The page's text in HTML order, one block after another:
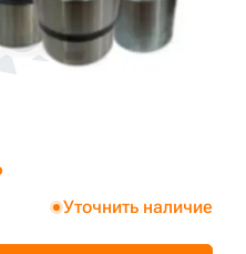
Уточнить наличие